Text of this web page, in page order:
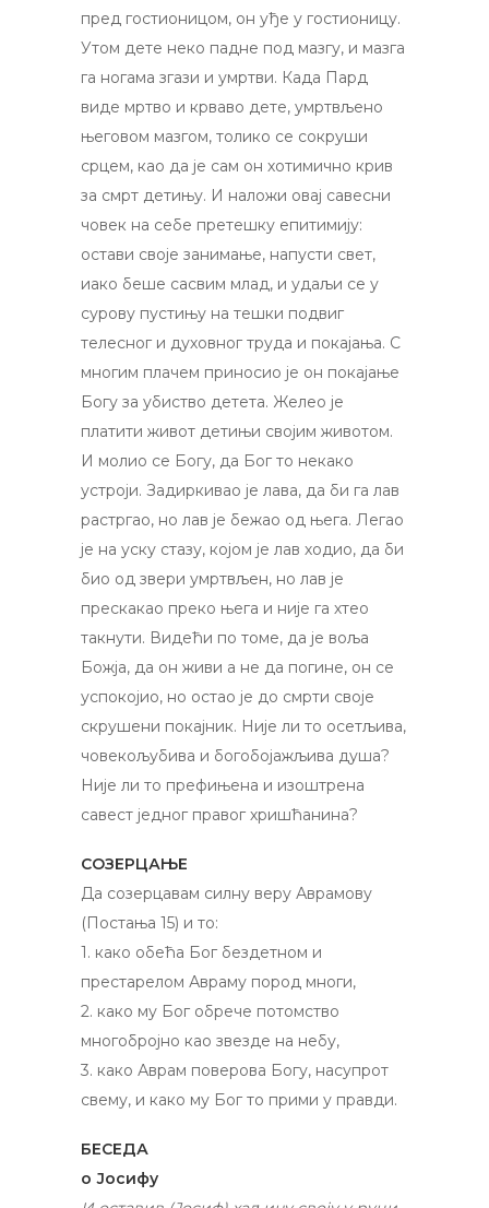
пред гостионицом, он уђе у гостионицу.
Утом дете неко падне под мазгу, и мазга
га ногама згази и умртви. Када Пард
виде мртво и крваво дете, умртвљено
његовом мазгом, толико се сокруши
срцем, као да је сам он хотимично крив
за смрт детињу. И наложи овај савесни
човек на себе претешку епитимију:
остави своје занимање, напусти свет,
иако беше сасвим млад, и удаљи се у
сурову пустињу на тешки подвиг
телесног и духовног труда и покајања. C
многим плачем приносио је он покајање
Богу за убиство детета. Желео је
платити живот детињи својим животом.
И молио се Богу, да Бог то некако
устроји. Задиркивао је лава, да би га лав
растргао, но лав је бежао од њега. Легао
је на уску стазу, којом је лав ходио, да би
био од звери умртвљен, но лав је
прескакао преко њега и није га хтео
такнути. Видећи по томе, да је воља
Божја, да он живи a не да погине, он се
успокојио, но остао је до смрти своје
скрушени покајник. Није ли то осетљива,
човекољубива и богобојажљива душа?
Није ли то префињена и изоштрена
савест једног правог хришћанина?
СОЗЕРЦАЊЕ
Да созерцавам силну веру Аврамову
(Постања 15) и то:
1. како обећа Бог бездетном и
престарелом Авраму пород многи,
2. како му Бог обрече потомство
многобројно као звезде на небу,
3. како Аврам поверова Богу, насупрот
свему, и како му Бог то прими у правди.
БЕСЕДА
о Јосифу